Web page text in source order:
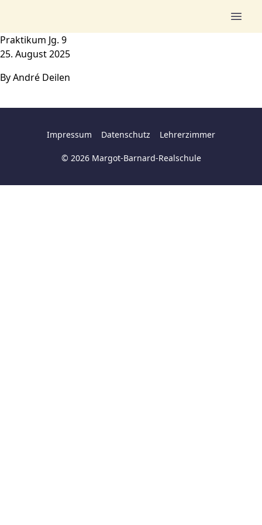
Praktikum Jg. 9
25. August 2025
ByAndré Deilen
Impressum Datenschutz Lehrerzimmer
© 2026 Margot-Barnard-Realschule